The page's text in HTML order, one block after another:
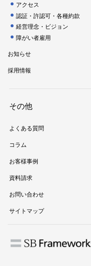
アクセス
認証・許認可・各種約款
経営理念・ビジョン
障がい者雇用
お知らせ
採用情報
その他
よくある質問
コラム
お客様事例
資料請求
お問い合わせ
サイトマップ